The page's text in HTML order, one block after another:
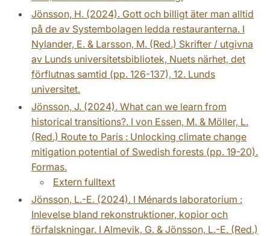
Jönsson, H. (2024). Gott och billigt äter man alltid
på de av Systembolagen ledda restauranterna. I
Nylander, E. & Larsson, M. (Red.) Skrifter / utgivna
av Lunds universitetsbibliotek, Nuets närhet, det
förflutnas samtid (pp. 126-137), 12. Lunds
universitet.
Jönsson, J. (2024). What can we learn from
historical transitions?. I von Essen, M. & Möller, L.
(Red.) Route to Paris : Unlocking climate change
mitigation potential of Swedish forests (pp. 19-20).
Formas.
Extern fulltext
Jönsson, L.-E. (2024). I Ménards laboratorium :
Inlevelse bland rekonstruktioner, kopior och
förfalskningar. I Almevik, G. & Jönsson, L.-E. (Red.)